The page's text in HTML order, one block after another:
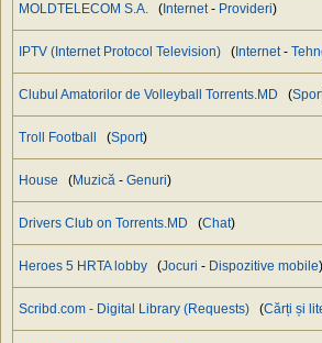
MOLDTELECOM S.A. ( Internet- Provideri)
IPTV (Internet Protocol Television) ( Internet-
Clubul Amatorilor de Volleyball Torrents.MD (
Troll Football (Sport)
House (Muzică - Genuri)
Drivers Club on Torrents.MD (Chat)
Heroes 5 HRTA lobby (Jocuri - Dispozitive mobile)
Scribd.com - Digital Library (Requests) (Cărți și